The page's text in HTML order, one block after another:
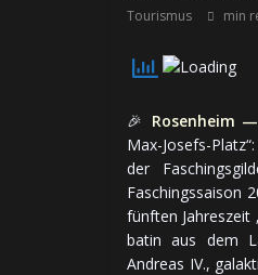
Tourismus min
🎉 Rosenheim —
Max-Josefs-
der
Faschings­saison
fünf­ten Jah­res­zeit
ba­tin aus dem
Andreas IV.,